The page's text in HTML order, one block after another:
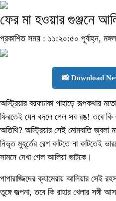
ফের মা হওয়ার গুঞ্জনে
প্রকাশিত সময় : ১১:২০:৫০ পূর্বাহ্ন,
📸 Download
অস্ট্রিয়ার বরফঢাকা পাহাড়ে রূপকথার মতো
ফিরতেই যেন বদলে গেল সব রঙ! তবে কি
অতিথি? অস্ট্রিয়ার সেই মোমবাতি জ্বলা
নিভৃত মুহূর্তের রেশ কাটতে না কাটতেই
সামনে দেখা গেল আলিয়া ভাটকে।
পাপারাজ্জিদের ক্যামেরায় আলিয়ার সেই
তুঙ্গে জল্পনা, তবে কি রাহার খেলার সঙ্গী